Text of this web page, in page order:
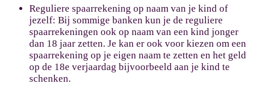
Reguliere spaarrekening op naam van je kind of
jezelf: Bij sommige banken kun je de reguliere
spaarrekeningen ook op naam van een kind jonger
dan 18 jaar zetten. Je kan er ook voor kiezen om een
spaarrekening op je eigen naam te zetten en het geld
op de 18e verjaardag bijvoorbeeld aan je kind te
schenken.